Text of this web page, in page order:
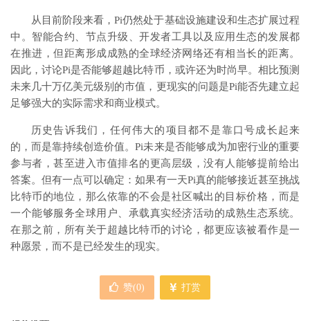
从目前阶段来看，Pi仍然处于基础设施建设和生态扩展过程
中。智能合约、节点升级、开发者工具以及应用生态的发展都
在推进，但距离形成成熟的全球经济网络还有相当长的距离。
因此，讨论Pi是否能够超越比特币，或许还为时尚早。相比预测
未来几十万亿美元级别的市值，更现实的问题是Pi能否先建立起
足够强大的实际需求和商业模式。
历史告诉我们，任何伟大的项目都不是靠口号成长起来
的，而是靠持续创造价值。Pi未来是否能够成为加密行业的重要
参与者，甚至进入市值排名的更高层级，没有人能够提前给出
答案。但有一点可以确定：如果有一天Pi真的能够接近甚至挑战
比特币的地位，那么依靠的不会是社区喊出的目标价格，而是
一个能够服务全球用户、承载真实经济活动的成熟生态系统。
在那之前，所有关于超越比特币的讨论，都更应该被看作是一
种愿景，而不是已经发生的现实。
赞(0) 打赏